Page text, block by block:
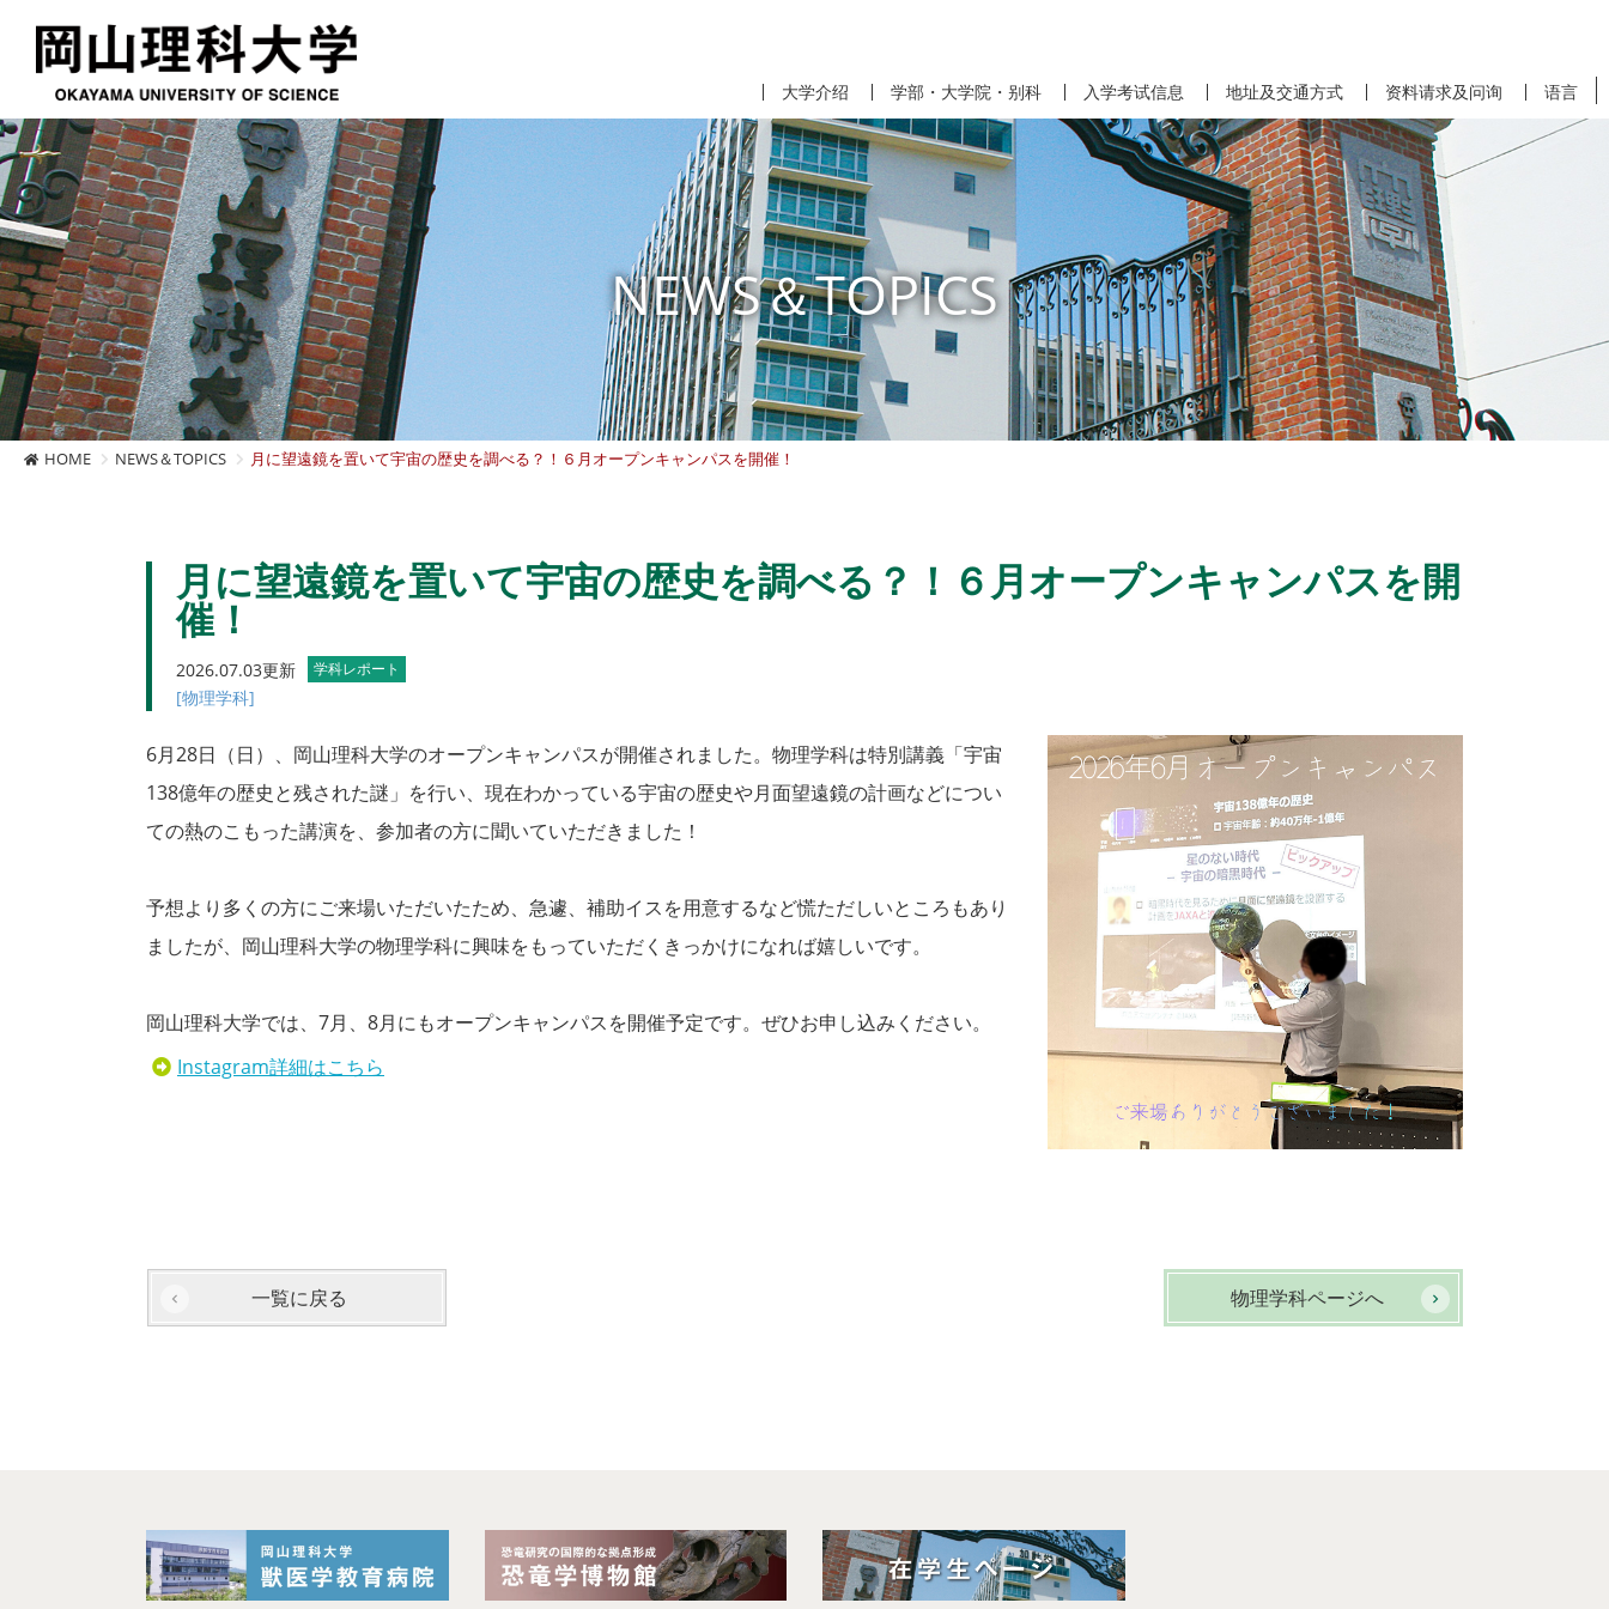
大学介绍 学部・大学院・别科 入学考试信息 地址及交通方式 资料请求及问询 语言
NEWS＆TOPICS
HOME NEWS＆TOPICS 月に望遠鏡を置いて宇宙の歴史を調べる？！６月オープンキャンパスを開催！
月に望遠鏡を置いて宇宙の歴史を調べる？！６月オープンキャンパスを開
催！
2026.07.03更新 学科レポート
[物理学科]
6月28日（日）、岡山理科大学のオープンキャンパスが開催されました。物理学科は特別講義「宇宙
138億年の歴史と残された謎」を行い、現在わかっている宇宙の歴史や月面望遠鏡の計画などについ
ての熱のこもった講演を、参加者の方に聞いていただきました！
予想より多くの方にご来場いただいたため、急遽、補助イスを用意するなど慌ただしいところもあり
ましたが、岡山理科大学の物理学科に興味をもっていただくきっかけになれば嬉しいです。
岡山理科大学では、7月、8月にもオープンキャンパスを開催予定です。ぜひお申し込みください。
Instagram詳細はこちら
物理学科ページへ
一覧に戻る